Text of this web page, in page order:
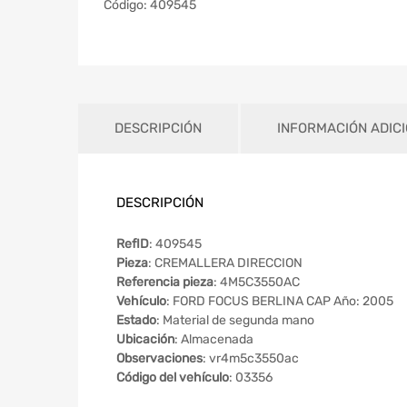
Código: 409545
DESCRIPCIÓN INFORMACIÓN
DESCRIPCIÓN
RefID: 409545
Pieza: CREMALLERA DIRECCION
Referencia pieza: 4M5C3550AC
Vehículo: FORD FOCUS BERLINA CAP Año: 2005
Estado: Material de segunda mano
Ubicación: Almacenada
Observaciones: vr4m5c3550ac
Código del vehículo: 03356